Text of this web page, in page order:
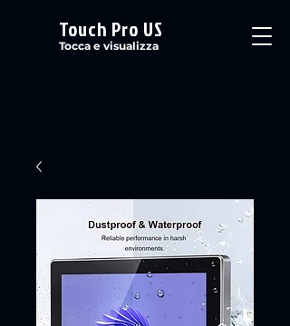
Touch Pro US
Tocca e visualizza